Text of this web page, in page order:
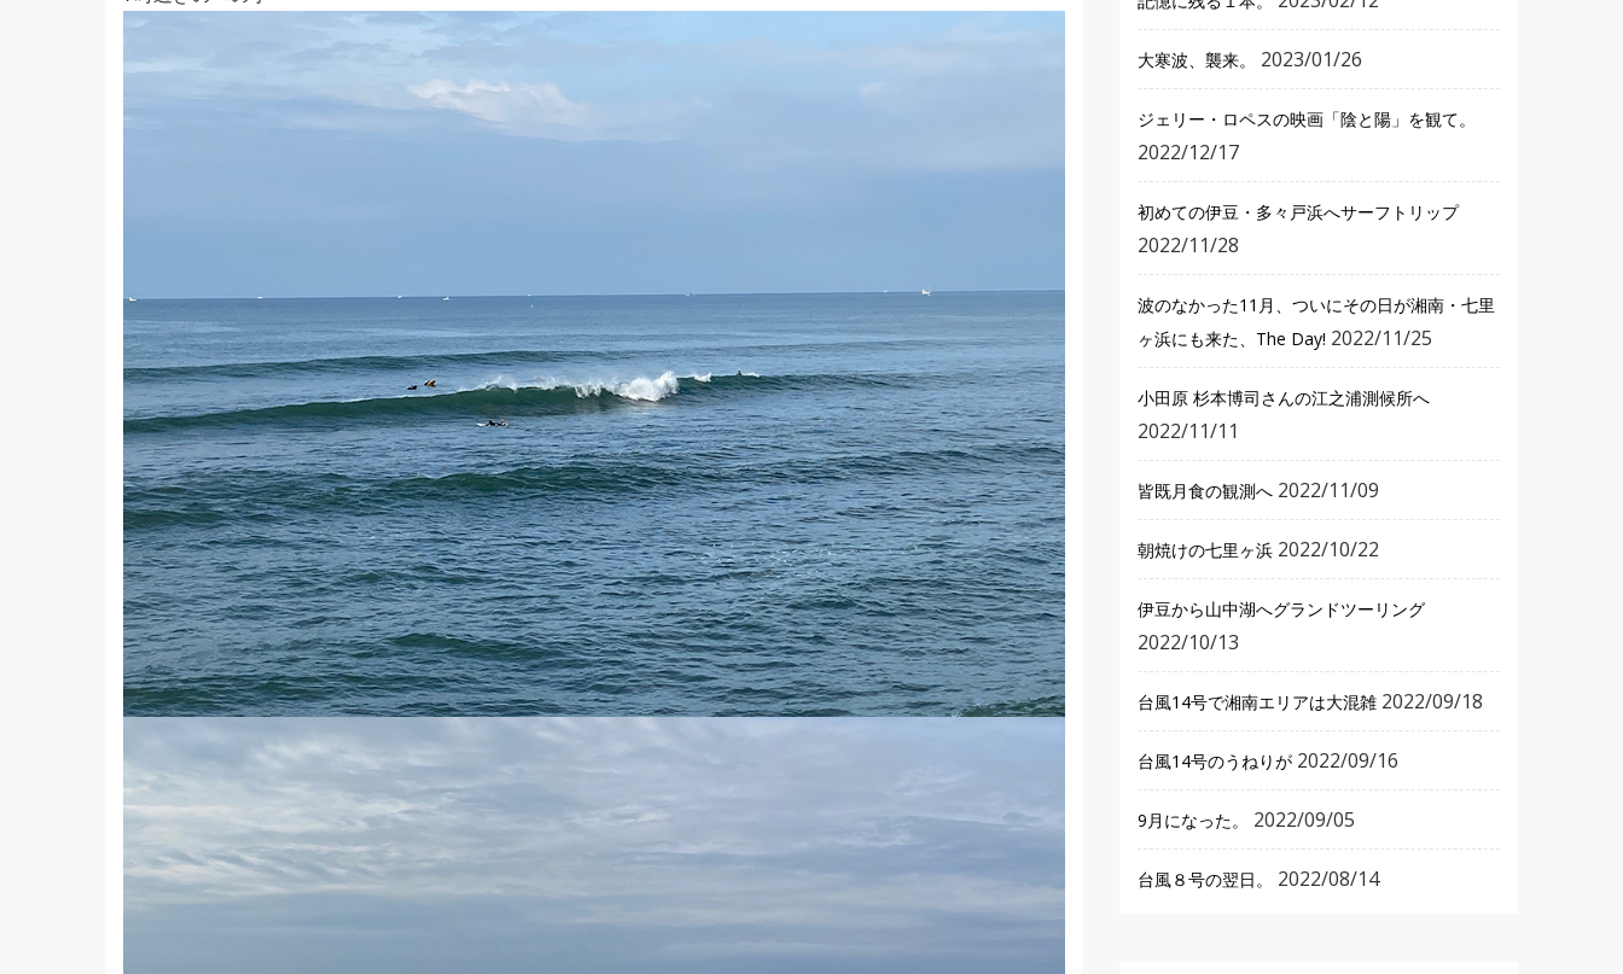
大寒波、襲来。 2023/01/26
ジェリー・ロペスの映画「陰と陽」を観て。
2022/12/17
初めての伊豆・多々戸浜へサーフトリップ
2022/11/28
波のなかった11月、ついにその日が湘南・七里
ヶ浜にも来た、The Day! 2022/11/25
小田原 杉本博司さんの江之浦測候所へ
2022/11/11
皆既月食の観測へ 2022/11/09
朝焼けの七里ヶ浜 2022/10/22
伊豆から山中湖へグランドツーリング
2022/10/13
台風14号で湘南エリアは大混雑 2022/09/18
台風14号のうねりが 2022/09/16
9月になった。 2022/09/05
台風８号の翌日。 2022/08/14